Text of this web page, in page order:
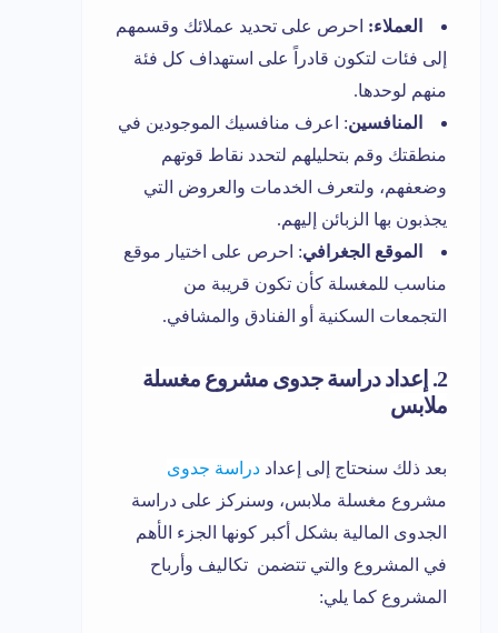
العملاء: احرص على تحديد عملائك وقسمهم
إلى فئات لتكون قادراً على استهداف كل فئة
منهم لوحدها.
المنافسين: اعرف منافسيك الموجودين في
منطقتك وقم بتحليلهم لتحدد نقاط قوتهم
وضعفهم، ولتعرف الخدمات والعروض التي
يجذبون بها الزبائن إليهم.
الموقع الجغرافي: احرص على اختيار موقع
مناسب للمغسلة كأن تكون قريبة من
التجمعات السكنية أو الفنادق والمشافي.
2. إعداد دراسة جدوى مشروع مغسلة
ملابس
بعد ذلك سنحتاج إلى إعداد دراسة جدوى
مشروع مغسلة ملابس، وسنركز على دراسة
الجدوى المالية بشكل أكبر كونها الجزء الأهم
في المشروع والتي تتضمن تكاليف وأرباح
المشروع كما يلي: